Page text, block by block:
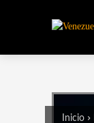
Inicio